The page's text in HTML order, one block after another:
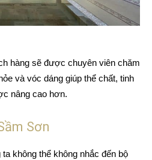
hàng sẽ được chuyên viên chăm
và vóc dáng giúp thể chất, tinh
nâng cao hơn.
Sơn
không thể không nhắc đến bộ